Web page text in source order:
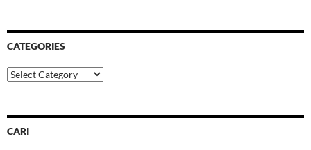
CATEGORIES
Categories
CARI